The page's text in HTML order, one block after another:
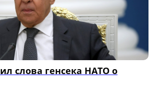
слова генсека НАТО о